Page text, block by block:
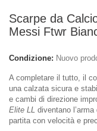
Scarpe da
Messi Ftwr
Condizione: Nuovo
A completare il tutto, il
una calzata sicura e
e cambi di direzione
Elite LL diventano
partita con velocità e